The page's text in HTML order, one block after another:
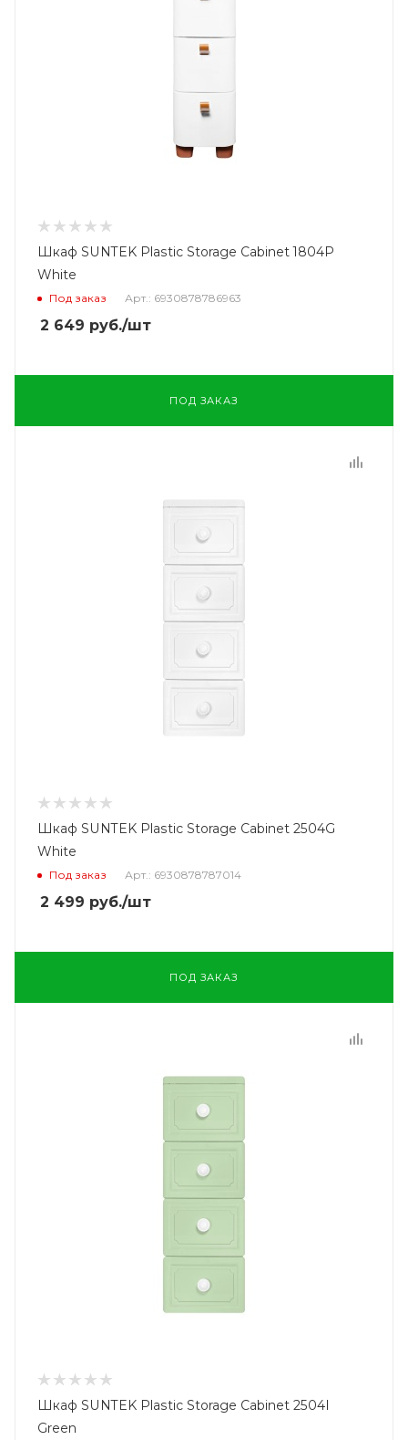
Шкаф SUNTEK Plastic Storage Cabinet 1804P
White
Под заказ Арт.: 6930878786963
2 649 руб./шт
ПОД ЗАКАЗ
Шкаф SUNTEK Plastic Storage Cabinet 2504G
White
Под заказ Арт.: 6930878787014
2 499 руб./шт
ПОД ЗАКАЗ
Шкаф SUNTEK Plastic Storage Cabinet 2504I
Green